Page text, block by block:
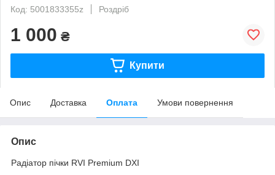
Код: 5001833355z
Роздріб
1 000 ₴
Купити
Опис Доставка Оплата Умови повернення
Опис
Радіатор пічки RVI Premium DXI